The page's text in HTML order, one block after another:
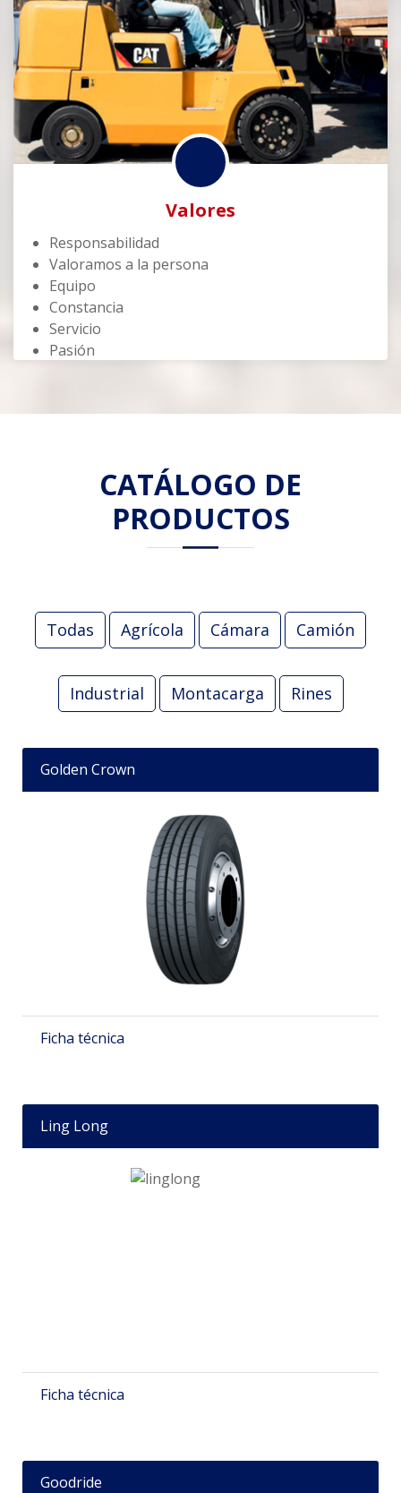
Valores
Responsabilidad
Valoramos a la persona
Equipo
Constancia
Servicio
Pasión
CATÁLOGO DE
PRODUCTOS
Todas Agrícola Cámara Camión
Industrial Montacarga Rines
Golden Crown
Ficha técnica
Ling Long
Ficha técnica
Goodride